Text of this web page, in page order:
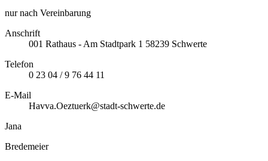
nur nach Vereinbarung
Anschrift
001 Rathaus - Am Stadtpark 1 58239 Schwerte
Telefon
0 23 04 / 9 76 44 11
E-Mail
Havva.Oeztuerk@stadt-schwerte.de
Jana
Bredemeier